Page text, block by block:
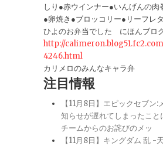
しり●赤ウインナー●いんげんの肉
●卵焼き●ブロッコリー●リーフレ
ひよのお弁当でした にほんブロ
http://
4246.html
カリメロのみんなキャラ弁
注目情報
【11月8日】エピックセブン
知らせが遅れてしまったこと
チームからのお詫びのメッ
【11月8日】キングダム 乱 -